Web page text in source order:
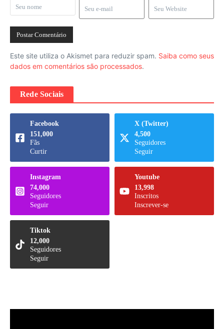
Este site utiliza o Akismet para reduzir spam. Saiba como seus
dados em comentários são processados.
Rede Sociais
Facebook
151,000
Fãs
Curtir
X (Twitter)
4,500
Seguidores
Seguir
Instagram
74,000
Seguidores
Seguir
Youtube
13,998
Inscritos
Inscrever-se
Tiktok
12,000
Seguidores
Seguir